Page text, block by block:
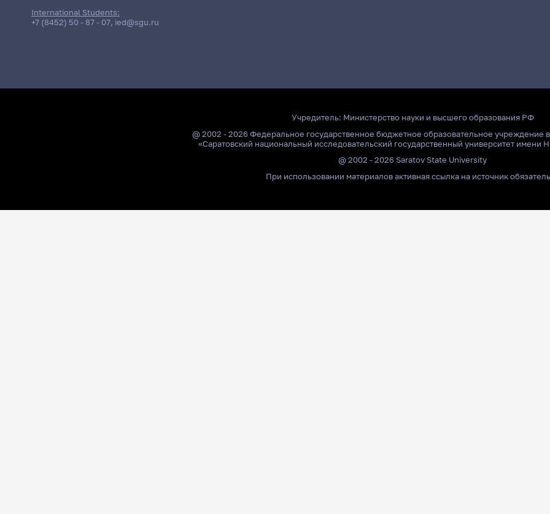
International Students:
+7 (8452) 50 - 87 - 07, ied@sgu.ru
Учредитель: Министерство науки и высшего образования РФ
@ 2002 - 2026 Федеральное государственное бюджетное образовательное учреждение
«Саратовский национальный исследовательский государственный университет имени
@ 2002 - 2026 Saratov State University
При использовании материалов активная ссылка на источник